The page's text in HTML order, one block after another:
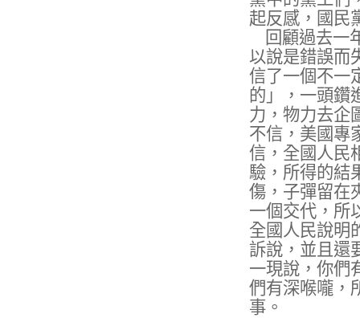
起反感，國民
回顧過去一
以說是錯誤而
信了一個不一
的」，一頭鑽
力，物力去企
不信，美國專
信，全國人民
驗，所得的結
傷，子彈留在
一個交代，所
全國人民說明
訴說，並且還
一現說，你們
們有深喉嚨，
事。